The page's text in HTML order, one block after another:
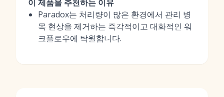
이 제품을 추천하는 이유
Paradox는 처리량이 많은 환경에서 관리 병
목 현상을 제거하는 즉각적이고 대화적인 워
크플로우에 탁월합니다.